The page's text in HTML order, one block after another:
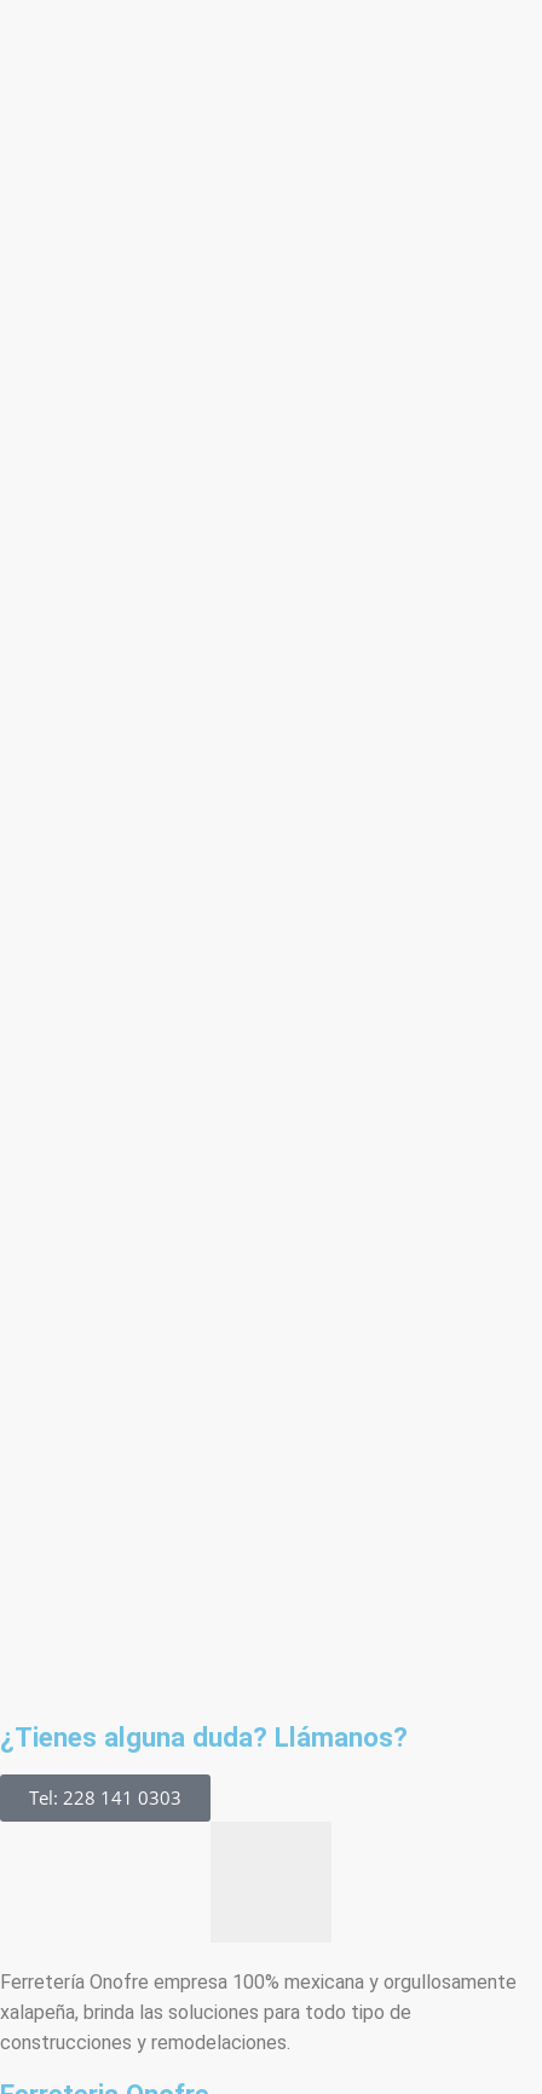
¿Tienes alguna duda? Llámanos?
Tel: 228 141 0303
Ferretería Onofre empresa 100% mexicana y orgullosamente
xalapeña, brinda las soluciones para todo tipo de
construcciones y remodelaciones.